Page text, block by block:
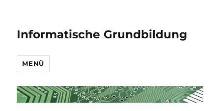
Informatische Grundbildung
MENÜ